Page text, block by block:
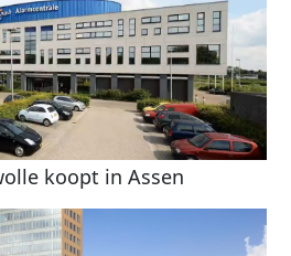
koopt in Assen